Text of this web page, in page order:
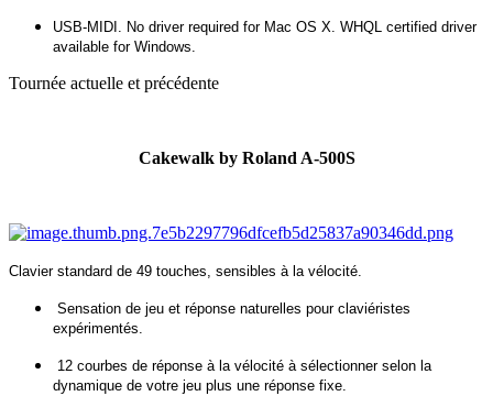
USB-MIDI. No driver required for Mac OS X. WHQL certified driver
available for Windows.
Tournée actuelle et précédente
Cakewalk by Roland A-500S
Clavier standard de 49 touches, sensibles à la vélocité.
Sensation de jeu et réponse naturelles pour claviéristes
expérimentés.
12 courbes de réponse à la vélocité à sélectionner selon la
dynamique de votre jeu plus une réponse fixe.